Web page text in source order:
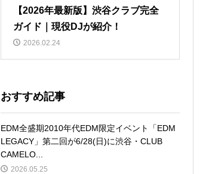
【2026年最新版】渋谷クラブ完全
ガイド｜現役DJが紹介！
2026.02.24
おすすめ記事
EDM全盛期2010年代EDM限定イベント「EDM
LEGACY」第二回が6/28(日)に渋谷・CLUB
CAMELO...
2026.05.25